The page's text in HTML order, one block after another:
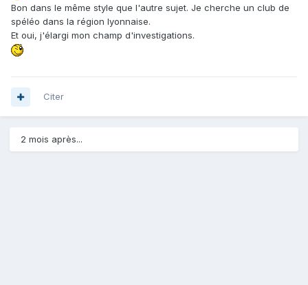
Bon dans le même style que l'autre sujet. Je cherche un club de
spéléo dans la région lyonnaise.
Et oui, j'élargi mon champ d'investigations.
Citer
2 mois après...